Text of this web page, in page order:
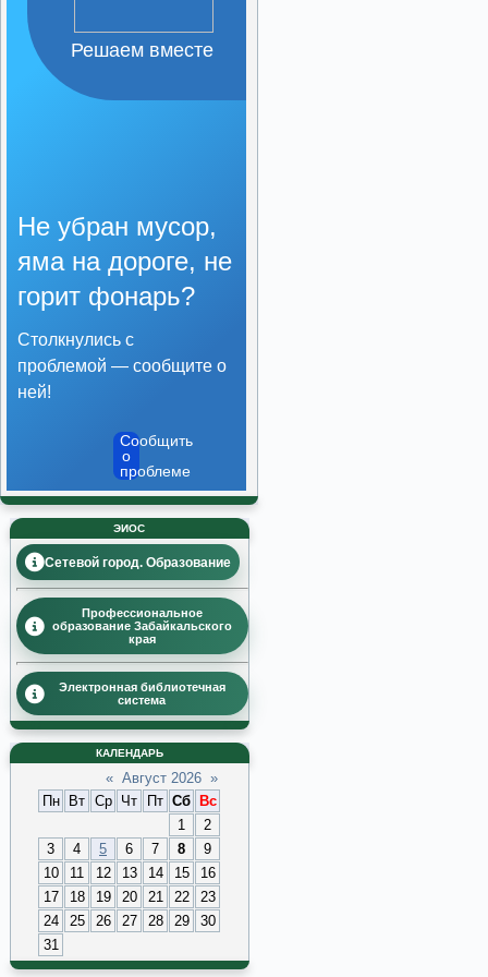
Решаем вместе
Не убран мусор,
яма на дороге, не
горит фонарь?
Столкнулись с
проблемой — сообщите о
ней!
Сообщить
о
проблеме
ЭИОС
Сетевой город. Образование
Профессиональное
образование Забайкальского
края
Электронная библиотечная
система
КАЛЕНДАРЬ
« Август 2026 »
Пн
Вт Ср Чт Пт Сб
Вс
1
2
3
4 5 6 7 8
9
10
11 12 13 14 15
16
17
18 19 20 21 22
23
24
25 26 27 28 29
30
31